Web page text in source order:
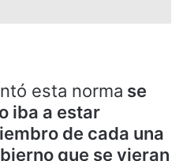
esta norma se
iba a estar
de cada una
que se vieran